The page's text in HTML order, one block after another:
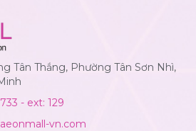
Tân Thắng, Phường Tân Sơn Nhì,
- ext: 129
vn.com